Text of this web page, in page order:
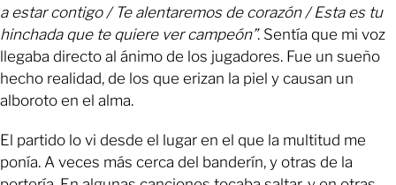
a estar contigo / Te alentaremos de corazón / Esta es tu
hinchada que te quiere ver campeón”. Sentía que mi voz
llegaba directo al ánimo de los jugadores. Fue un sueño
hecho realidad, de los que erizan la piel y causan un
alboroto en el alma.
El partido lo vi desde el lugar en el que la multitud me
ponía. A veces más cerca del banderín, y otras de la